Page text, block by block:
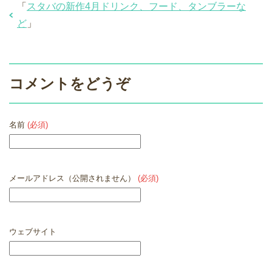
「 スタバの新作4月ドリンク、フード、タンブラーな
ど 」
コメントをどうぞ
名前 (必須)
メールアドレス（公開されません） (必須)
ウェブサイト